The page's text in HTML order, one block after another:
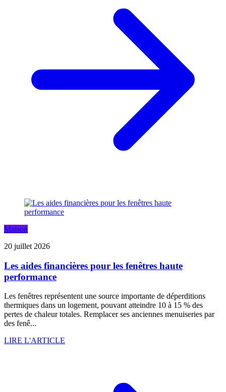
Maison
20 juillet 2026
Les aides financières pour les fenêtres haute
performance
Les fenêtres représentent une source importante de déperditions
thermiques dans un logement, pouvant atteindre 10 à 15 % des
pertes de chaleur totales. Remplacer ses anciennes menuiseries par
des fenê...
LIRE L'ARTICLE